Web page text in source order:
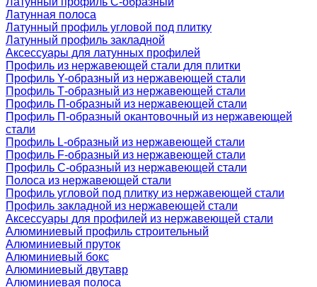
Латунная полоса
Латунный профиль угловой под плитку
Латунный профиль закладной
Аксессуары для латунных профилей
Профиль из нержавеющей стали для плитки
Профиль Y-образный из нержавеющей стали
Профиль Т-образный из нержавеющей стали
Профиль П-образный из нержавеющей стали
Профиль П-образный окантовочный из нержавеющей
стали
Профиль L-образный из нержавеющей стали
Профиль F-образный из нержавеющей стали
Профиль C-образный из нержавеющей стали
Полоса из нержавеющей стали
Профиль угловой под плитку из нержавеющей стали
Профиль закладной из нержавеющей стали
Аксессуары для профилей из нержавеющей стали
Алюминиевый профиль строительный
Алюминиевый пруток
Алюминиевый бокс
Алюминиевый двутавр
Алюминиевая полоса